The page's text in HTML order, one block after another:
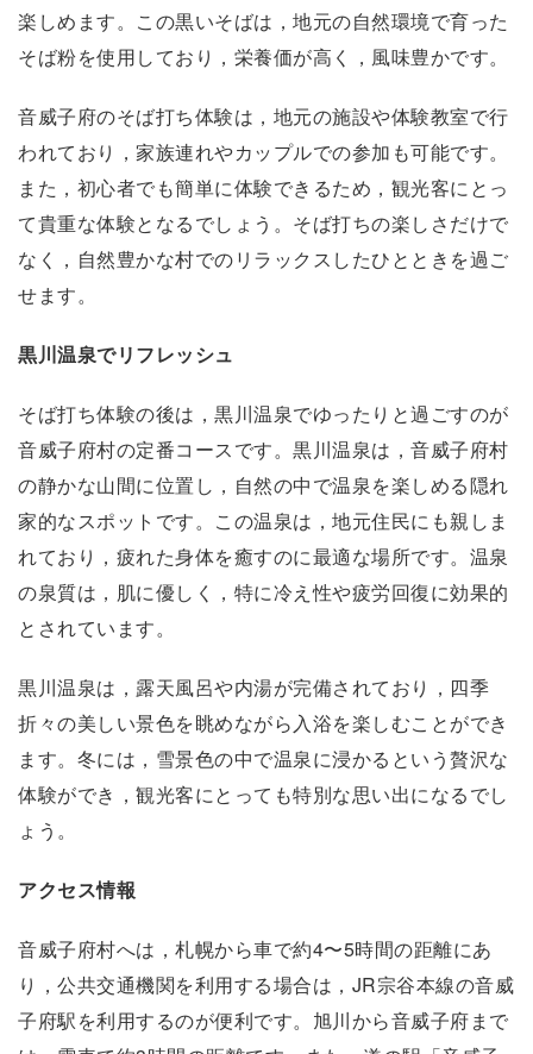
楽しめます。この黒いそばは，地元の自然環境で育った
そば粉を使用しており，栄養価が高く，風味豊かです。
音威子府のそば打ち体験は，地元の施設や体験教室で行
われており，家族連れやカップルでの参加も可能です。
また，初心者でも簡単に体験できるため，観光客にとっ
て貴重な体験となるでしょう。そば打ちの楽しさだけで
なく，自然豊かな村でのリラックスしたひとときを過ご
せます。
黒川温泉でリフレッシュ
そば打ち体験の後は，黒川温泉でゆったりと過ごすのが
音威子府村の定番コースです。黒川温泉は，音威子府村
の静かな山間に位置し，自然の中で温泉を楽しめる隠れ
家的なスポットです。この温泉は，地元住民にも親しま
れており，疲れた身体を癒すのに最適な場所です。温泉
の泉質は，肌に優しく，特に冷え性や疲労回復に効果的
とされています。
黒川温泉は，露天風呂や内湯が完備されており，四季
折々の美しい景色を眺めながら入浴を楽しむことができ
ます。冬には，雪景色の中で温泉に浸かるという贅沢な
体験ができ，観光客にとっても特別な思い出になるでし
ょう。
アクセス情報
音威子府村へは，札幌から車で約4〜5時間の距離にあ
り，公共交通機関を利用する場合は，JR宗谷本線の音威
子府駅を利用するのが便利です。旭川から音威子府まで